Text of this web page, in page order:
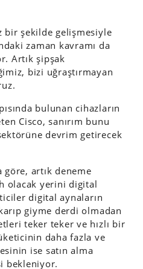
bir şekilde gelişmesiyle
zaman kavramı da
Artık şipşak
bizi uğraştırmayan
bulunan cihazların
Cisco, sanırım bunu
devrim getirecek
göre, artık deneme
olacak yerini digital
digital aynaların
giyme derdi olmadan
teker teker ve hızlı bir
daha fazla ve
ise satın alma
bekleniyor.